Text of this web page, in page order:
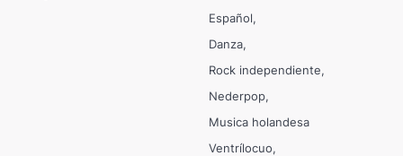
Español
Danza
Rock independiente
Nederpop
Musica holandesa
Ventrílocuo